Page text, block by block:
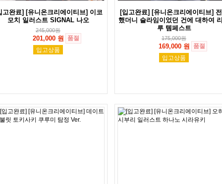
고완료] [유니온크리에이티브] 이코
모치 일러스트 SIGNAL 나오
245,000원
201,000 원
품절
입고상품
[입고완료] [유니온크리에이티브]
했더니 슬라임이었던 건에 대하여
루 템페스트
175,000원
169,000 원
품절
입고상품